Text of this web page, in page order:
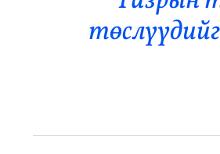
Энтертайнмент